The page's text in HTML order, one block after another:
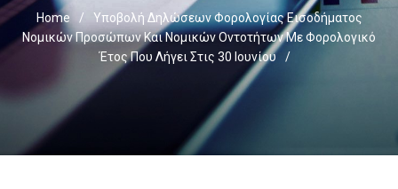
Home /
Υποβολή Δηλώσεων Φορολογίας Εισοδήματος
Νομικών Προσώπων Και Νομικών Οντοτήτων Με Φορολογικό
Έτος Που Λήγει Στις 30 Ιουνίου
/